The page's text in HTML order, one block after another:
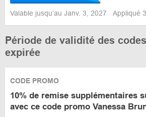
Valable jusqu’au Janv. 3, 2027 Appliqué
Période de validité des
expirée
CODE PROMO
10% de remise supplémentaires
avec ce code promo Vanessa